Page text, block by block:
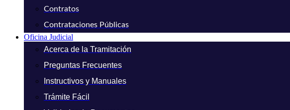
Contratos
Contrataciones Públicas
Oficina Judicial
Acerca de la Tramitación
Preguntas Frecuentes
Instructivos y Manuales
Trámite Fácil